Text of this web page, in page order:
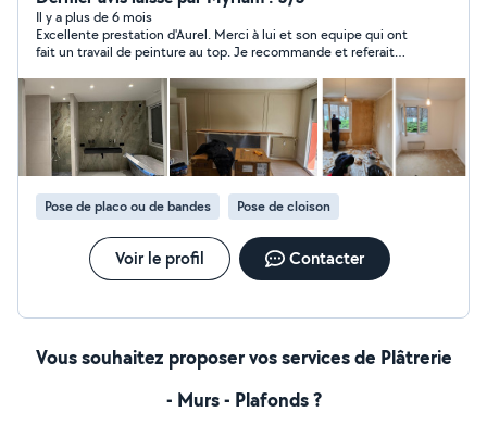
incluant le ponçage des murs, la peinture, le ratissage et
la bande à joint. Je reste à votre disposition. N'hésitez
pas à me contacter! Je me déplace gratuitement pour
voir les travaux et faire le devis Au plaisir de travailler
avec vous Bien cordialement Aurel
Il y a plus de 6 mois
Excellente prestation d'Aurel. Merci à lui et son equipe qui ont
fait un travail de peinture au top. Je recommande et referait
Pose de placo ou de bandes Pose de cloison
Voir le profil Contacter
Vous souhaitez proposer vos services de Plâtrerie
- Murs - Plafonds ?